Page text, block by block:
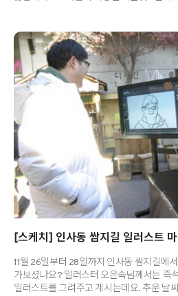
있습니다. 단, 전국 전 매장에 전시되어 있
하는 각 매장에 먼저 문의를 하신 후 방문해
하이마트에서도 와콤 제품을 만나보실 수
있도록 전시를 한 곳도 있고, 제품 판매만
전에 이 점 참고해주세요. 안타깝게도, 액정
[스케치] 인사동 쌈지길 일러스트
11월 26일부터 28일까지 인사동 쌈지길에
가보셨나요? 일러스터 오은숙님께서는 즉
일러스트를 그려주고 계시는데요. 추운 날